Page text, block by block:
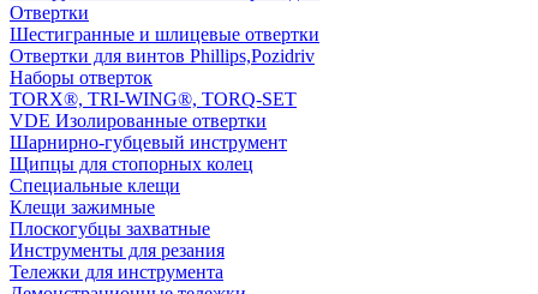
Отвертки
Шестигранные и шлицевые отвертки
Отвертки для винтов Phillips,Pozidriv
Наборы отверток
TORX®, TRI-WING®, TORQ-SET
VDE Изолированные отвертки
Шарнирно-губцевый инструмент
Щипцы для стопорных колец
Специальные клещи
Клещи зажимные
Плоскогубцы захватные
Инструменты для резания
Тележки для инструмента